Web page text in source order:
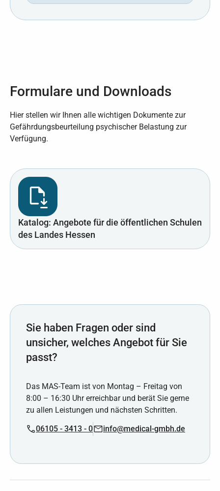
Formulare und Downloads
Hier stellen wir Ihnen alle wichtigen Dokumente zur
Gefährdungsbeurteilung psychischer Belastung zur
Verfügung.
Katalog: Angebote für die öffentlichen Schulen
des Landes Hessen
Sie haben Fragen oder sind
unsicher, welches Angebot für Sie
passt?
Das MAS-Team ist von Montag – Freitag von
8:00 – 16:30 Uhr erreichbar und berät Sie gerne
zu allen Leistungen und nächsten Schritten.
06105 - 3413 - 0
info@medical-gmbh.de